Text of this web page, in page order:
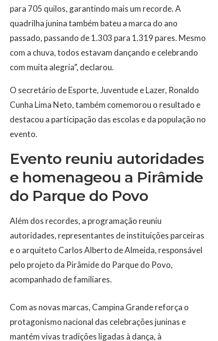
para 705 quilos, garantindo mais um recorde. A
quadrilha junina também bateu a marca do ano
passado, passando de 1.303 para 1.319 pares. Mesmo
com a chuva, todos estavam dançando e celebrando
com muita alegria”, declarou.
O secretário de Esporte, Juventude e Lazer, Ronaldo
Cunha Lima Neto, também comemorou o resultado e
destacou a participação das escolas e da população no
evento.
Evento reuniu autoridades
e homenageou a Pirâmide
do Parque do Povo
Além dos recordes, a programação reuniu
autoridades, representantes de instituições parceiras
e o arquiteto Carlos Alberto de Almeida, responsável
pelo projeto da Pirâmide do Parque do Povo,
acompanhado de familiares.
Com as novas marcas, Campina Grande reforça o
protagonismo nacional das celebrações juninas e
mantém vivas tradições ligadas à dança, à